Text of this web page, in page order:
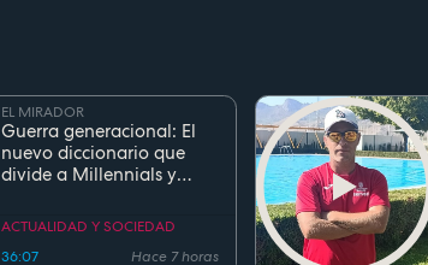
EL MIRADOR
Guerra generacional: El
nuevo diccionario que
divide a Millennials y
ACTUALIDAD Y SOCIEDAD
36:07
Hace 7 horas